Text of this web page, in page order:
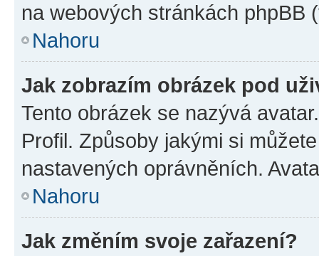
na webových stránkách phpBB
Nahoru
Jak zobrazím obrázek pod
Tento obrázek se nazývá
Profil. Způsoby jakými si
nastavených oprávněních.
Nahoru
Jak změním svoje zařazení?